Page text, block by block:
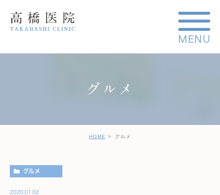
グルメ
HOME グルメ
グルメ
2020.01.02